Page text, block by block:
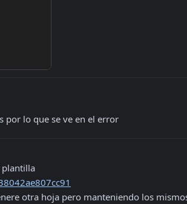
por lo que se ve en el error
otra hoja pero manteniendo los